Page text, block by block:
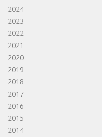
2024
2023
2022
2021
2020
2019
2018
2017
2016
2015
2014